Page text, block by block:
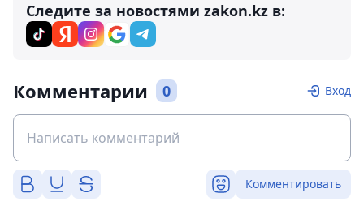
Следите за новостями zakon.kz в:
Комментарии 0 Вход
Комментировать